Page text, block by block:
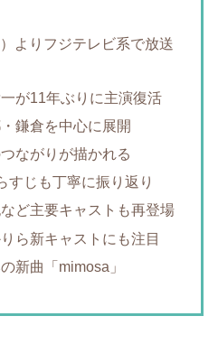
よりフジテレビ系で放送
が11年ぶりに主演復活
鎌倉を中心に展開
ながりが描かれる
すじも丁寧に振り返り
ど主要キャストも再登場
ら新キャストにも注目
新曲「mimosa」